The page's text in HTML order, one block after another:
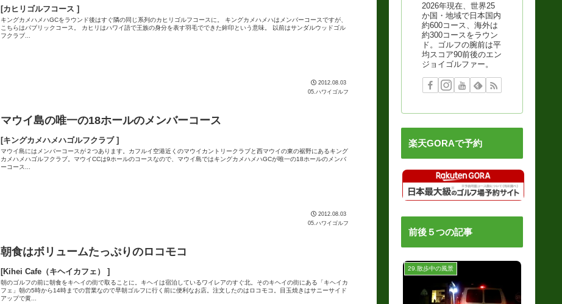
[カヒリゴルフコース ]
キングカメハメハGCをラウンド後はすぐ隣の同じ系列のカヒリゴルフコースに。 キングカメハメハはメンバーコースですが、
こちらはパブリックコース。 カヒリはハワイ語で王族の身分を表す羽毛でできた鉾印という意味。 以前はサンダルウッドゴル
フクラブ...
2012.08.03
05.ハワイゴルフ
マウイ島の唯一の18ホールのメンバーコース
[キングカメハメハゴルフクラブ ]
マウイ島にはメンバーコースが２つあります。カフルイ空港近くのマウイカントリークラブと西マウイの東の裾野にあるキング
カメハメハゴルフクラブ。マウイCCは9ホールのコースなので、マウイ島ではキングカメハメハGCが唯一の18ホールのメンバ
ーコース...
2012.08.03
05.ハワイゴルフ
朝食はボリュームたっぷりのロコモコ
[Kihei Cafe（キヘイカフェ） ]
朝のゴルフの前に朝食をキヘイの街で取ることに。キヘイは宿泊しているワイレアのすぐ北。そのキヘイの街にある「キヘイカ
フェ」朝の5時から14時までの営業なので早朝ゴルフに行く前に便利なお店。注文したのはロコモコ。目玉焼きはサニーサイド
アップで黄...
2026年現在、世界25
か国・地域で日本国内
約600コース、海外は
約300コースをラウン
ド。ゴルフの腕前は平
均スコア90前後のエン
ジョイゴルファー。
楽天GORAで予約
前後５つの記事
29.散歩中の風景